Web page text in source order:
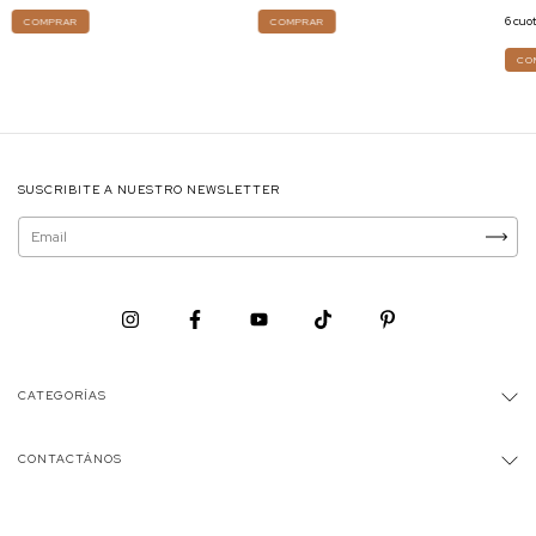
COMPRAR COMPRAR
6
SUSCRIBITE A NUESTRO NEWSLETTER
CATEGORÍAS
CONTACTÁNOS